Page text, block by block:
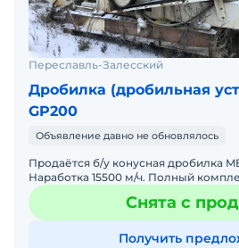
Переславль-Залесский
Дробилка (дробильная
GP200
Объявление давно не обновлялось
Продаётся б/у конусная дробилка
Наработка 15500 м/ч. Полный
маслостанция, блок управления,
документация.
Снята с
Получить